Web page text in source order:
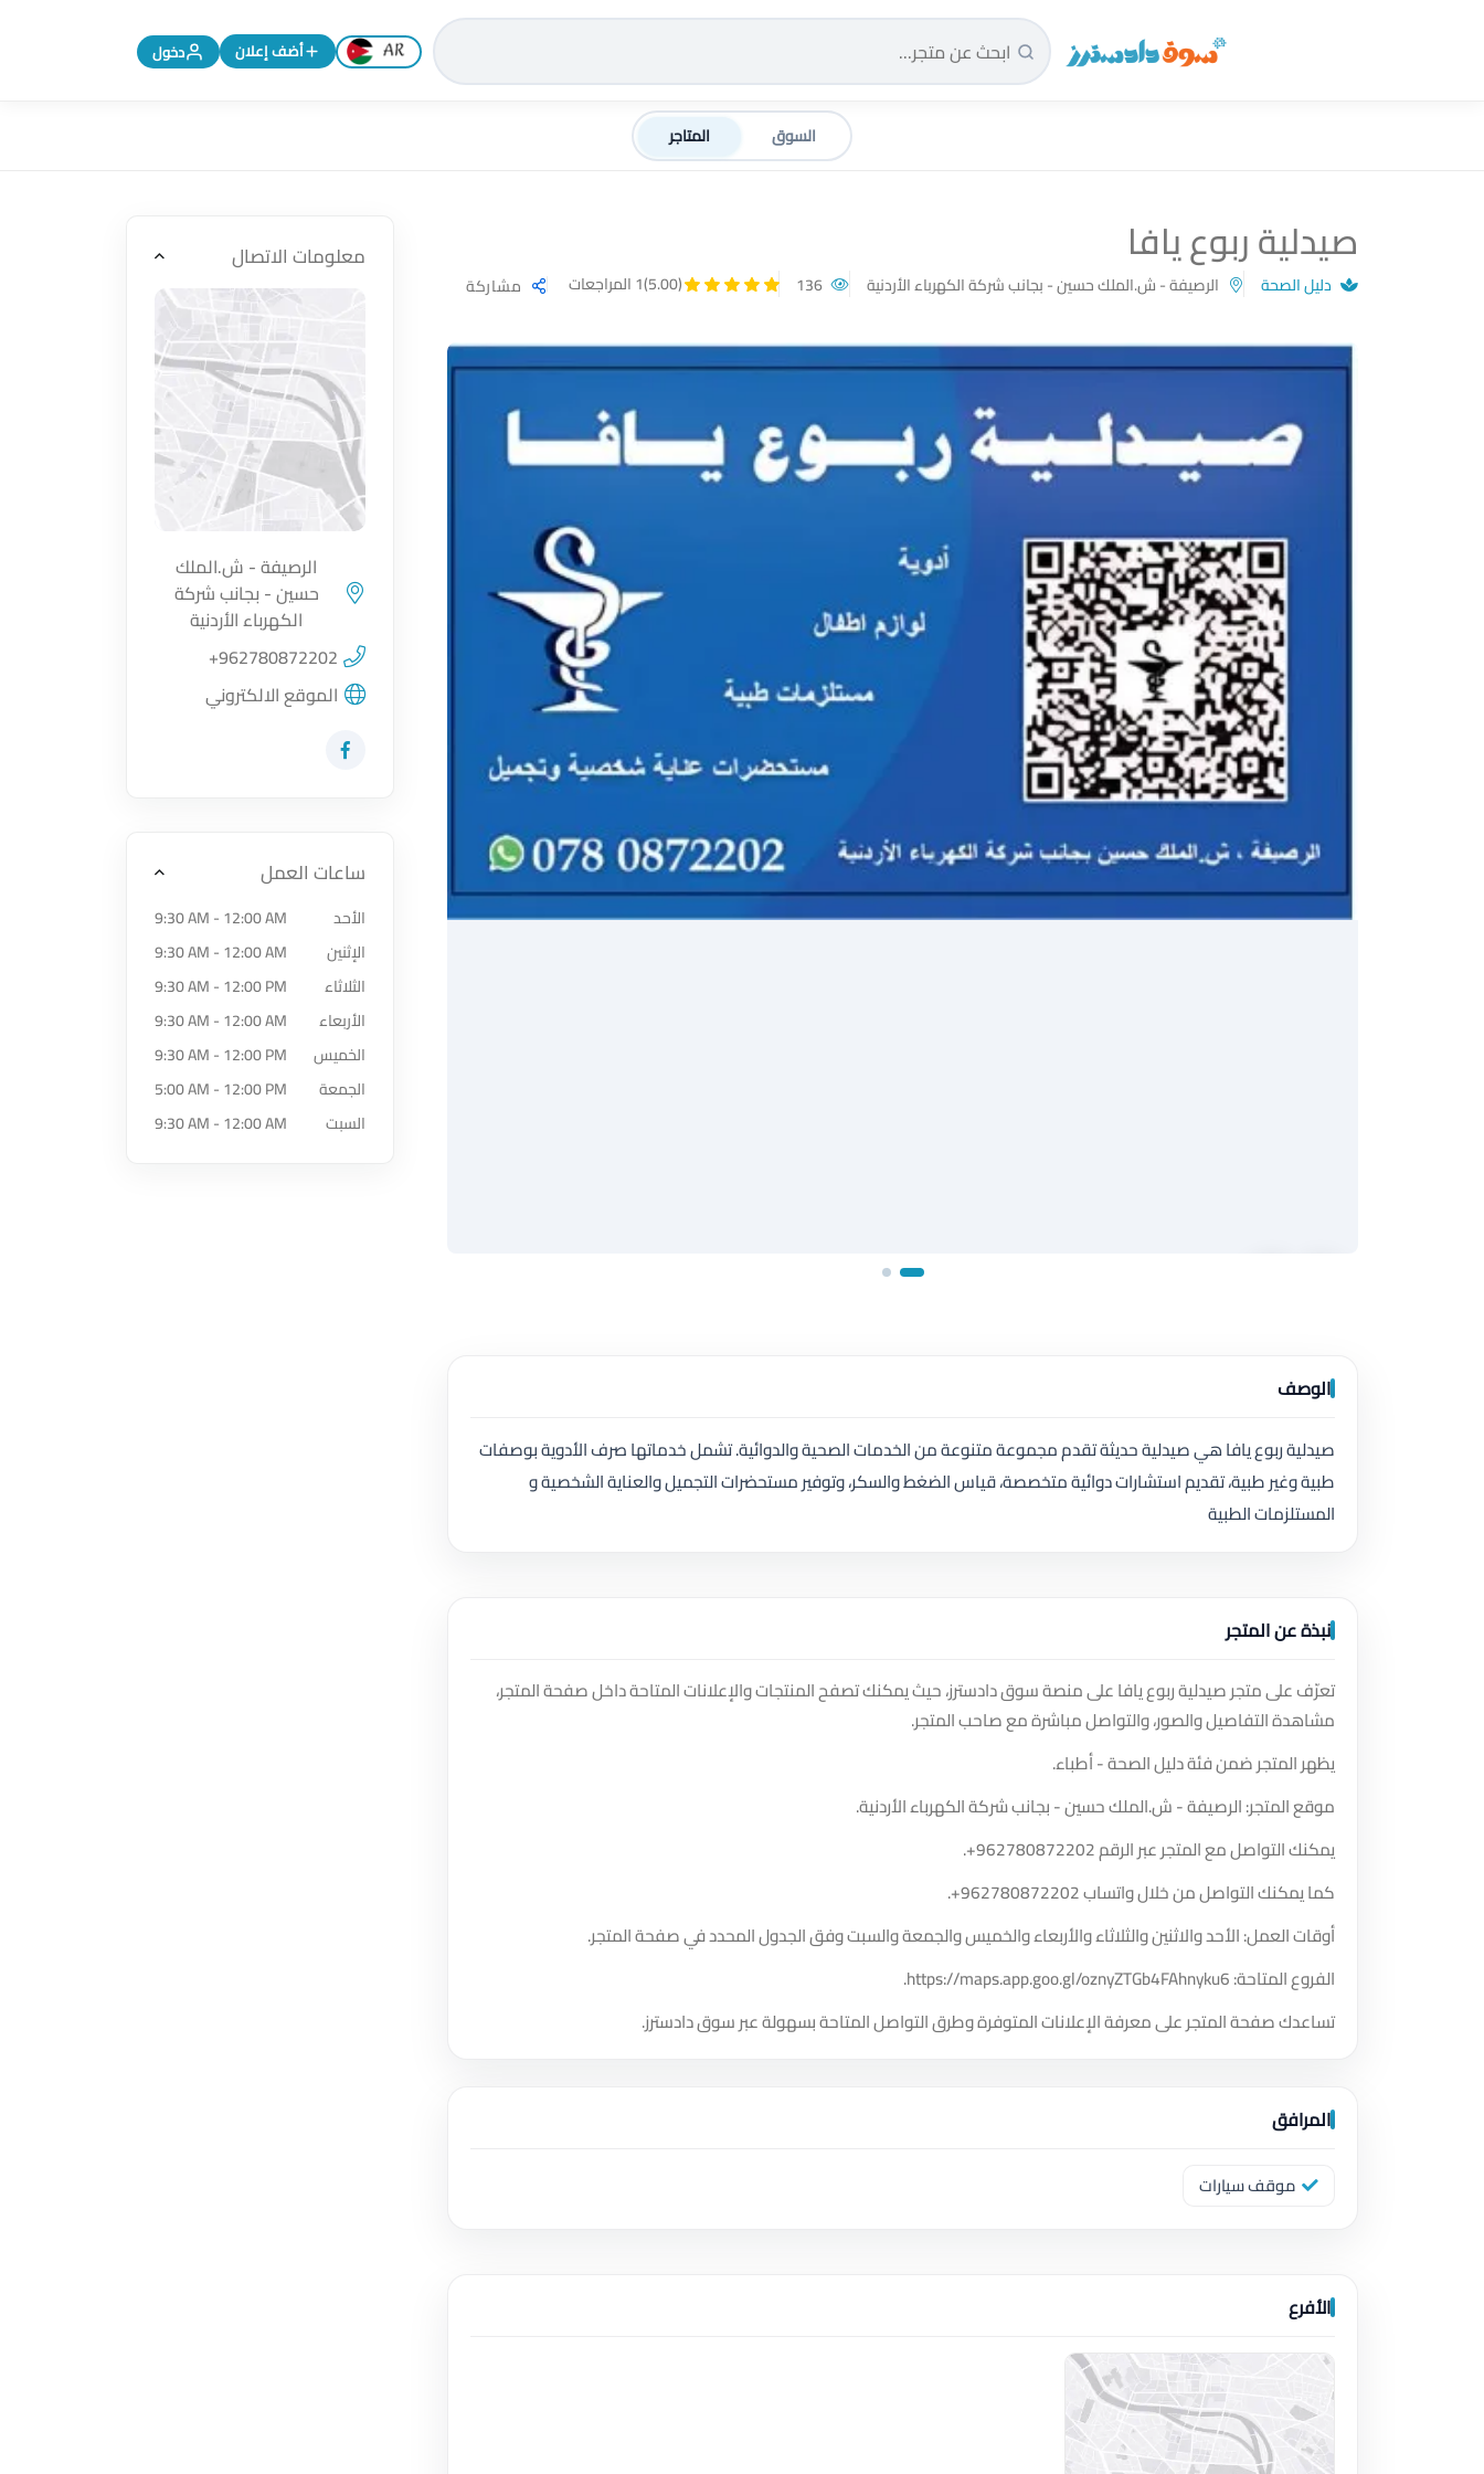
سوق دادسترز الرئيسية تغيير اللغة إلى الإنجليزية
أضف إعلان دخول
السوق المتاجر
صيدلية ربوع يافا
دليل الصحة الرصيفة - ش.الملك حسين - بجانب شركة الكهرباء الأردنية (5.00) 1 المراجعات مشاركة
الوصف
صيدلية ربوع يافا هي صيدلية حديثة تقدم مجموعة متنوعة من الخدمات الصحية والدوائية. تشمل خدماتها صرف الأدوية بوصفات
طبية وغير طبية، تقديم استشارات دوائية متخصصة، قياس الضغط والسكر، وتوفير مستحضرات التجميل والعناية الشخصية و
المستلزمات الطبية
نبذة عن المتجر
تعرّف على متجر صيدلية ربوع يافا على منصة سوق دادسترز، حيث يمكنك تصفح المنتجات والإعلانات المتاحة داخل صفحة المتجر،
مشاهدة التفاصيل والصور، والتواصل مباشرة مع صاحب المتجر.
يظهر المتجر ضمن فئة دليل الصحة - أطباء.
موقع المتجر: الرصيفة - ش.الملك حسين - بجانب شركة الكهرباء الأردنية.
يمكنك التواصل مع المتجر عبر الرقم+962780872202
.
كما يمكنك التواصل من خلال واتساب+962780872202
.
أوقات العمل: الأحد والاثنين والثلاثاء والأربعاء والخميس والجمعة والسبت وفق الجدول المحدد في صفحة المتجر.
الفروع المتاحة: https://maps.app.goo.gl/oznyZTGb4FAhnyku6.
تساعدك صفحة المتجر على معرفة الإعلانات المتوفرة وطرق التواصل المتاحة بسهولة عبر سوق دادسترز.
المرافق
موقف سيارات
الأفرع
معلومات الاتصال
اضغط لتحميل الموقع
الرصيفة - ش.الملك
حسين - بجانب شركة
الكهرباء الأردنية
+962780872202
الموقع الالكتروني
زيارة حساب المتجر على Facebook-f
ساعات العمل
الأحد
9:30 AM - 12:00 AM
الإثنين
9:30 AM - 12:00 AM
الثلاثاء
9:30 AM - 12:00 PM
الأربعاء
9:30 AM - 12:00 AM
الخميس
9:30 AM - 12:00 PM
الجمعة
5:00 AM - 12:00 PM
السبت
9:30 AM - 12:00 AM